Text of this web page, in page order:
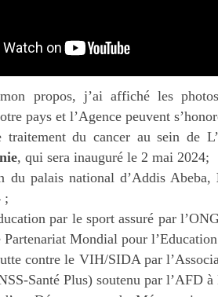
propos, j’ai affiché les
pays et l’Agence peuvent
traitement du cancer au sein de
, qui sera inauguré le 2 mai 2024;
du palais national d’Addis Abeba,
;
par le sport assuré par
Partenariat Mondial pour
contre le VIH/SIDA par
Santé Plus) soutenu par l’AFD